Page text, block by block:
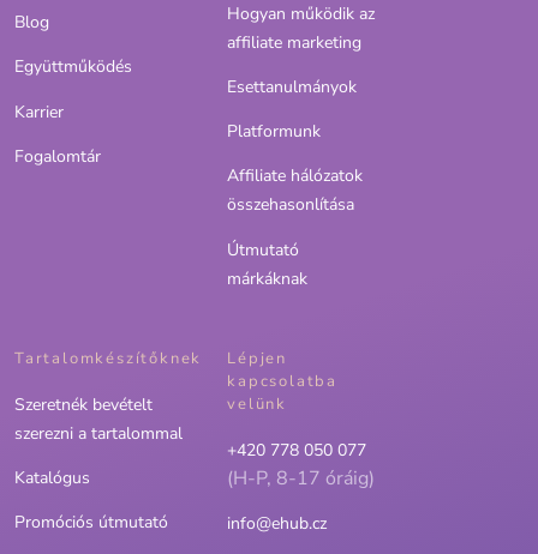
Blog
Együttműködés
Karrier
Fogalomtár
Hogyan működik az
affiliate marketing
Esettanulmányok
Platformunk
Affiliate hálózatok
összehasonlítása
Útmutató
márkáknak
Tartalomkészítőknek
Szeretnék bevételt
szerezni a tartalommal
Katalógus
Promóciós útmutató
Lépjen
kapcsolatba
velünk
+420 778 050 077
(H-P, 8-17 óráig)
info@ehub.cz